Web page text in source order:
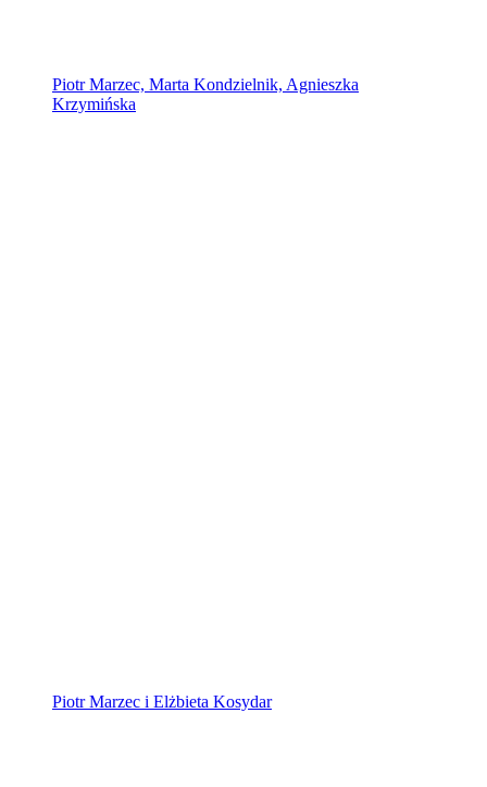
Piotr Marzec, Marta Kondzielnik, Agnieszka
Krzymińska
Piotr Marzec i Elżbieta Kosydar